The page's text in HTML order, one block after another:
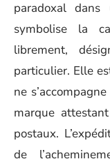
paradoxal dans
symbolise la
librement,
particulier. Elle
ne
marque
postaux.
de